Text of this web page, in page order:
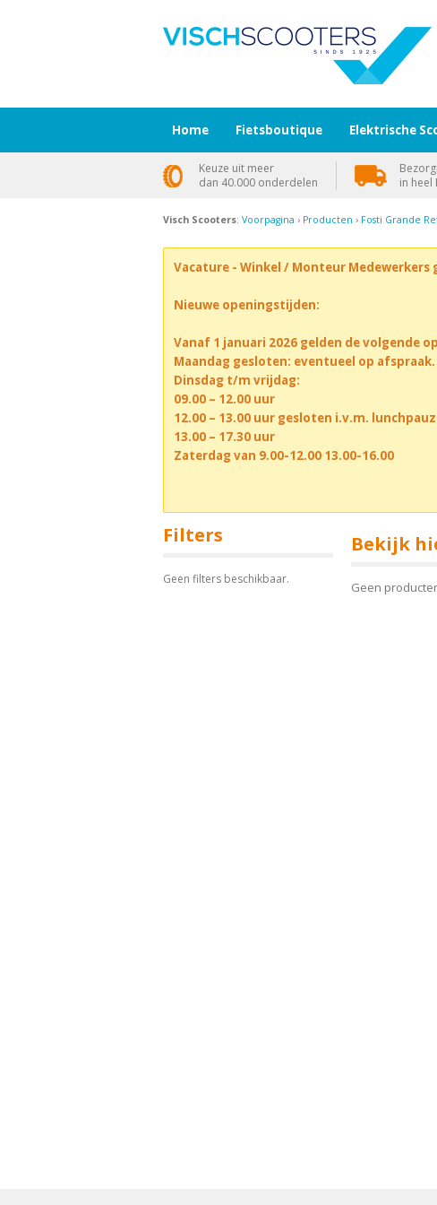
Visch Scooters: Voorpagina › Producten › Fosti Grande
Vacature - Winkel / Monteur Medewerkers
Nieuwe openingstijden:
Vanaf 1 januari 2026 gelden de volgende
Maandag gesloten: eventueel op afspraak.
Dinsdag t/m vrijdag:
09.00 – 12.00 uur
12.00 – 13.00 uur gesloten i.v.m.
13.00 – 17.30 uur
Zaterdag van 9.00-12.00 13.00-16.00
Filters
Geen filters beschikbaar.
Bekijk
Geen
Home Fietsboutique Elektrische
Keuze uit meer
dan 40.000 onderdelen
in heel